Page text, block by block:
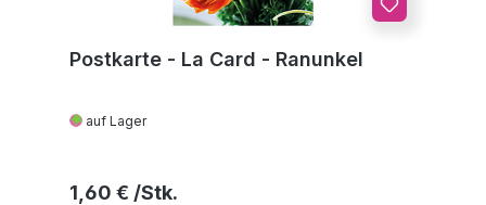
Postkarte - La Card - Ranunkel
auf Lager
Regulärer Preis:
1,60 €